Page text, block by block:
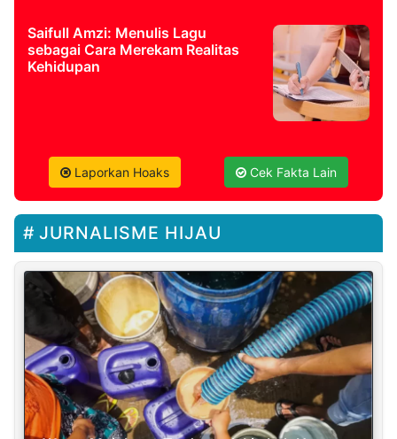
Saifull Amzi: Menulis Lagu
sebagai Cara Merekam Realitas
Kehidupan
Laporkan Hoaks Cek Fakta Lain
JURNALISME HIJAU